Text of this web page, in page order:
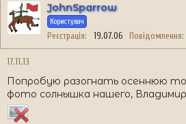
JohnSparrow
Користувач
Реєстрація 19.07.06 Повідомлення
17.11.13
Попробую разогнать осеннюю
фото солнышка нашего,